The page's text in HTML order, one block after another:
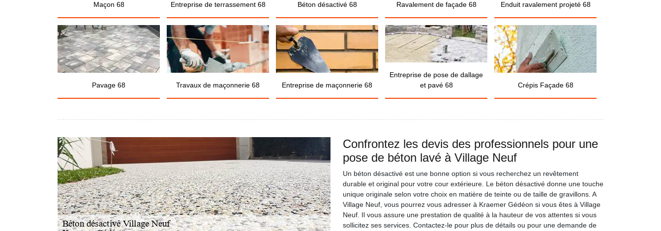
Maçon 68 Entreprise de terrassement 68 Béton désactivé 68 Ravalement de façade 68 Enduit ravalement projeté 68
Pavage 68 Travaux de maçonnerie 68 Entreprise de maçonnerie 68
Entreprise de pose de dallage
et pavé 68
Crépis Façade 68
Confrontez les devis des professionnels pour une
pose de béton lavé à Village Neuf
Un béton désactivé est une bonne option si vous recherchez un revêtement
durable et original pour votre cour extérieure. Le béton désactivé donne une touche
unique originale selon votre choix en matière de teinte ou de taille de gravillons. A
Village Neuf, vous pourrez vous adresser à Kraemer Gédéon si vous êtes à Village
Neuf. Il vous assure une prestation de qualité à la hauteur de vos attentes si vous
sollicitez ses services. Contactez-le pour plus de détails ou pour une demande de